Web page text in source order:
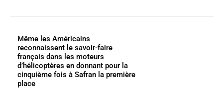
Même les Américains
reconnaissent le savoir-faire
français dans les moteurs
d’hélicoptères en donnant pour la
cinquième fois à Safran la première
place